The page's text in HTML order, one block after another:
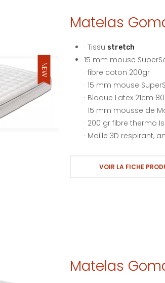
NEW
Matelas
· Tissu stretch
15 mm mouse
· fibre coton 200gr
· 15 mm mouse
· Bloque Latex 21cm
· 15 mm mousse de
· 200 gr fibre thermo
· Maille 3D respirant,
VOIR LA FICHE
Matelas